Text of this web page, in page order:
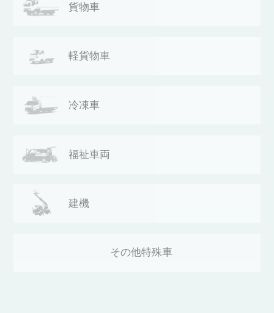
貨物車
軽貨物車
冷凍車
福祉車両
建機
その他特殊車